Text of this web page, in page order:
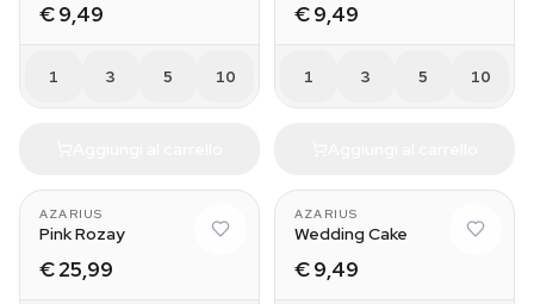
€ 9,49
1 3 5 10
€ 9,49
1 3 5 10
AZARIUS
Pink Rozay
€ 25,99
AZARIUS
Wedding Cake
€ 9,49